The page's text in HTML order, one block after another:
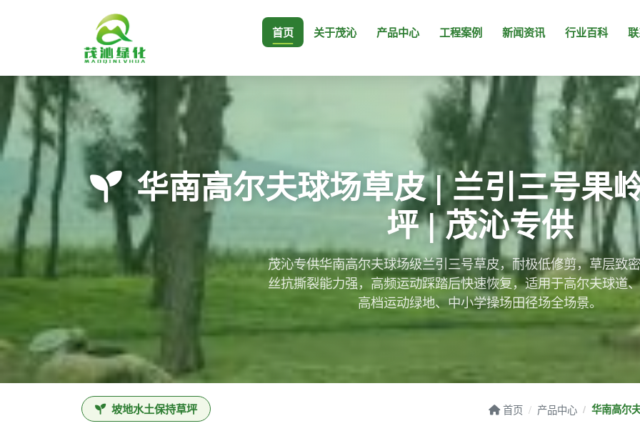
首页 关于茂沁 产品中心 工程案例 新闻资讯 行业百科
华南高尔夫球场草皮 | 兰引三号果
坪 | 茂沁专供
茂沁专供华南高尔夫球场级兰引三号草皮，耐极低修剪，草层致
丝抗撕裂能力强，高频运动踩踏后快速恢复，适用于高尔夫球道
高档运动绿地、中小学操场田径场全场景。
坡地水土保持草坪 首页 产品中心 华南高尔